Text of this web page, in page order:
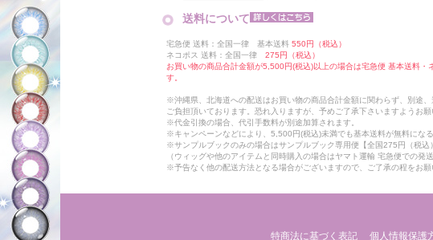
送料について
宅急便 送料：全国一律 基本送料 550円（税込）
ネコポス 送料：全国一律 275円（税込）
お買い物の商品合計金額が5,500円(税込)以上の場合は宅急便 基本送料・
す。
※沖縄県、北海道への配送はお買い物の商品合計金額に関わらず、別途
ご負担頂いております。恐れ入りますが、予めご了承下さいますようお願
※代金引換の場合、代引手数料が別途加算されます。
※キャンペーンなどにより、5,500円(税込)未満でも基本送料が無料になる
※サンプルブックのみの場合はサンプルブック専用便【全国275円（税込
（ウィッグや他のアイテムと同時購入の場合はヤマト運輸 宅急便での発送
※予告なく他の配送方法となる場合がございますので、ご了承の程をお願
特商法に基づく表記 個人情報保護